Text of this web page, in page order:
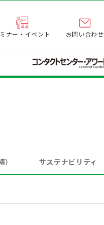
ナー・イベント お問い合わせ
サステナビリティ